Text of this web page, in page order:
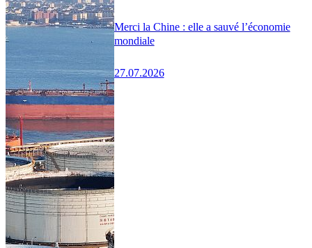
Merci la Chine : elle a sauvé l’économie
mondiale
27.07.2026